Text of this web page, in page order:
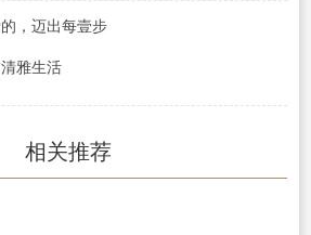
，迈出每壹步
雅生活
相关推荐